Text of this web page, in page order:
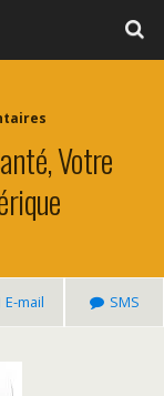
Votre
E-mail SMS